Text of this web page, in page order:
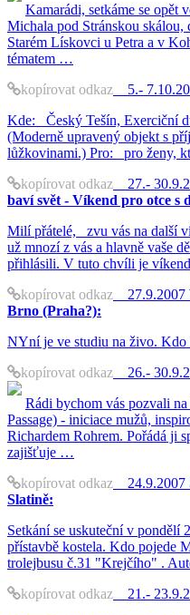
Kamarádi, setkáme se opět
Michala pod Stránskou
Starém Lískovci u Petra a v
tématem …
kopírovat odkaz 5.-
Kde: Český Tešín, Exerciční
(Moderně upravený objekt s
lůžkovinami.) Pro: pro ženy,
kopírovat odkaz 27.-
baví svět - Víkend pro otce s
Milí přátelé, zvu vás na další
už mnozí z vás a hlavně vaše
přihlásili. V tuto chvíli je
kopírovat odkaz 27.9.2007
Brno (Praha?):
NYní je ve studiu na živo.
kopírovat odkaz 26.-
Rádi bychom vás pozvali
Passage) - iniciace mužů,
Richardem Rohrem. Pořádá ji
zajišťuje …
kopírovat odkaz 24.9.2007
Slatině:
Setkání se uskuteční v pondělí
přístavbě kostela. Kdo pojede
trolejbusu č.31 "Krejčího" .
kopírovat odkaz 21.-